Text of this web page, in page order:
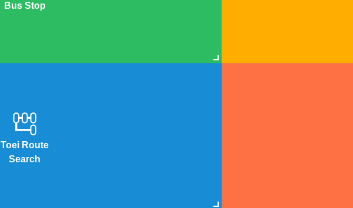
Bus Stop
Toei Route
Search